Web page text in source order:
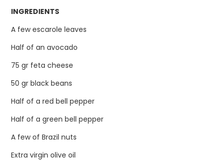
INGREDIENTS
A few escarole leaves
Half of an avocado
75 gr feta cheese
50 gr black beans
Half of a red bell pepper
Half of a green bell pepper
A few of Brazil nuts
Extra virgin olive oil